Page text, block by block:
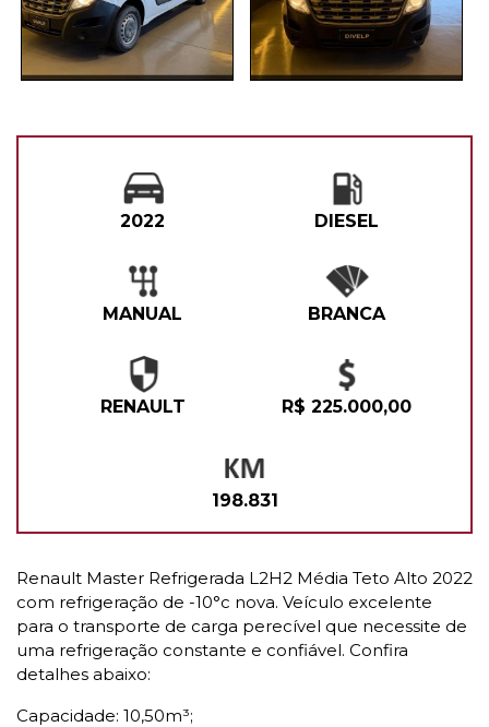
2022 DIESEL
MANUAL BRANCA
RENAULT R$ 225.000,00
198.831
Renault Master Refrigerada L2H2 Média Teto Alto 2022
com refrigeração de -10°c nova. Veículo excelente
para o transporte de carga perecível que necessite de
uma refrigeração constante e confiável. Confira
detalhes abaixo:
Capacidade: 10,50m³;